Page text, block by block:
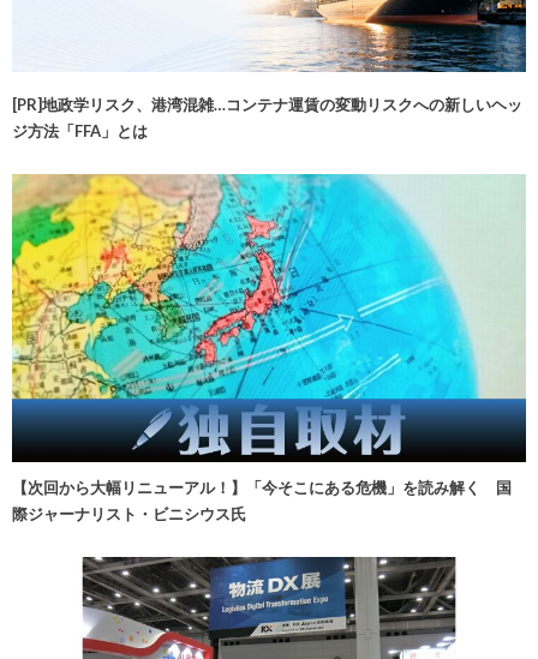
[PR]地政学リスク、港湾混雑…コンテナ運賃の変動リスクへの新しいヘッ
ジ方法「FFA」とは
【次回から大幅リニューアル！】「今そこにある危機」を読み解く 国
際ジャーナリスト・ビニシウス氏